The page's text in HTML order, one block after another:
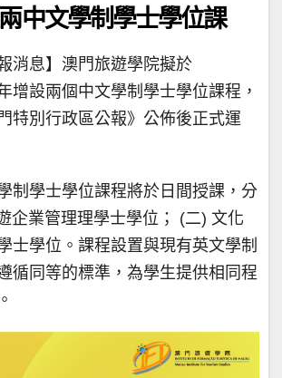
中文學制學士學位課
消息】澳門旅遊學院擬於
增設兩個中文學制學士學位課程，
特別行政區公報》公佈後正式運
制學士學位課程將於日間授課，分
企業管理理學士學位； (二) 文化
士學位。課程設置與現有英文學制
循同等的標準，為學生提供相同程